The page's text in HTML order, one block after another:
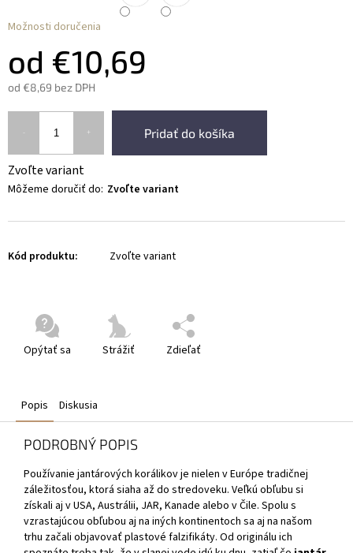
od €10,69
od €8,69 bez DPH
Pridať do košíka
Zvoľte variant
Môžeme doručiť do: Zvoľte variant
Možnosti doručenia
Opýtať sa Strážiť Zdieľať
Kód produktu: Zvoľte variant
Popis Diskusia
PODROBNÝ POPIS
Používanie jantárových korálikovje nielen v Európe tradičnej
záležitosťou, ktorá siaha až do stredoveku. Veľkú obľubu si
získali aj v USA, Austrálii, JAR, Kanade alebo v Čile. Spolu s
vzrastajúcou obľubou aj na iných kontinentoch sa aj na našom
trhu začali objavovať plastové falzifikáty. Od originálu ich